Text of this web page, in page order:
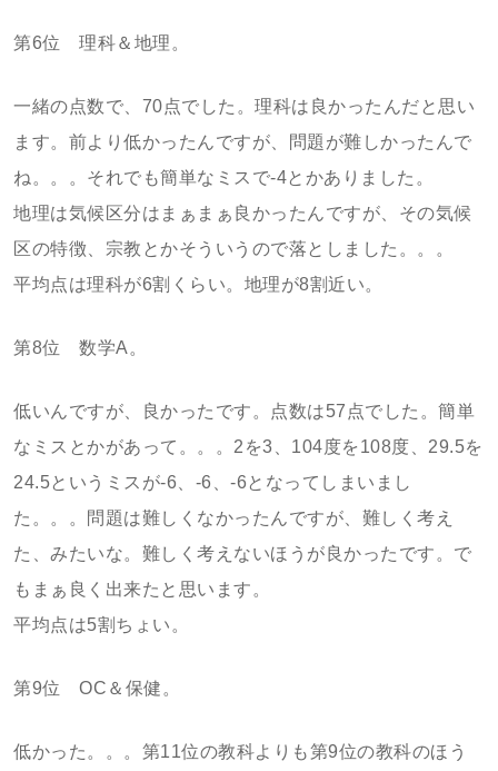
第6位 理科＆地理。
一緒の点数で、70点でした。理科は良かったんだと思い
ます。前より低かったんですが、問題が難しかったんで
ね。。。それでも簡単なミスで-4とかありました。
地理は気候区分はまぁまぁ良かったんですが、その気候
区の特徴、宗教とかそういうので落としました。。。
平均点は理科が6割くらい。地理が8割近い。
第8位 数学A。
低いんですが、良かったです。点数は57点でした。簡単
なミスとかがあって。。。2を3、104度を108度、29.5を
24.5というミスが-6、-6、-6となってしまいまし
た。。。問題は難しくなかったんですが、難しく考え
た、みたいな。難しく考えないほうが良かったです。で
もまぁ良く出来たと思います。
平均点は5割ちょい。
第9位 OC＆保健。
低かった。。。第11位の教科よりも第9位の教科のほう